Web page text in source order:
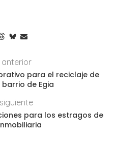
para el reciclaje de
de Egia
para los estragos de